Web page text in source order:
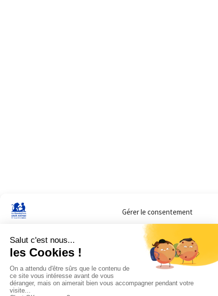
Gérer le consentement
Sur ce site, nous utilisons des cookies pour mesurer notre audience et vous
lorsque vous y consentez. Vous pouvez sélectionner ceux que vous autorisez
navigation.